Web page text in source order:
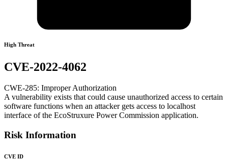
High Threat
CVE-2022-4062
CWE-285: Improper Authorization
A vulnerability exists that could cause unauthorized access to certain
software functions when an attacker gets access to localhost
interface of the EcoStruxure Power Commission application.
Risk Information
CVE ID